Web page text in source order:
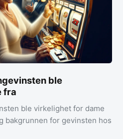
ble
fra
ble virkelighet for dame
bakgrunnen for gevinsten hos